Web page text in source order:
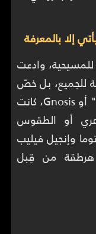
وادعت
للجميع، بل خصّ
بها قلة من التلاميذ ، تلك "المعرفة" أو Gnosis، كانت
أو الطقوس
وإنجيل فيليب
هرطقة من قِبل